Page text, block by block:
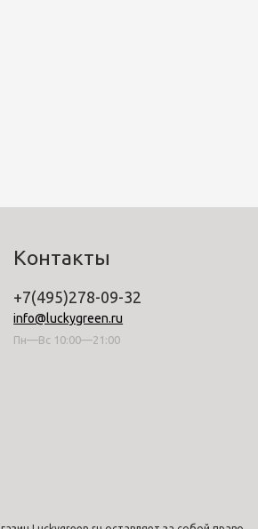
Контакты
+7(495)278-09-32
info@luckygreen.ru
Пн—Вс 10:00—21:00